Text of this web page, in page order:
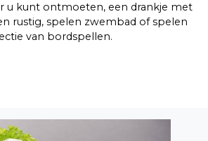
u kunt ontmoeten, een drankje met
rustig, spelen zwembad of spelen
van bordspellen.